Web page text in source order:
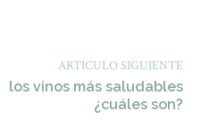
ARTÍCULO SIGUIENTE
los vinos más saludables
¿cuáles son?